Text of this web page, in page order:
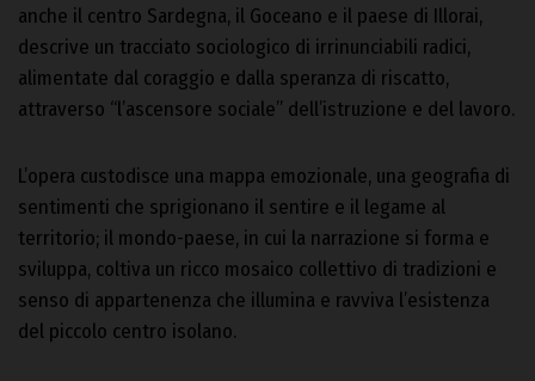
anche il centro Sardegna, il Goceano e il paese di Illorai,
descrive un tracciato sociologico di irrinunciabili radici,
alimentate dal coraggio e dalla speranza di riscatto,
attraverso “l’ascensore sociale” dell’istruzione e del lavoro.
L’opera custodisce una mappa emozionale, una geografia di
sentimenti che sprigionano il sentire e il legame al
territorio; il mondo-paese, in cui la narrazione si forma e
sviluppa, coltiva un ricco mosaico collettivo di tradizioni e
senso di appartenenza che illumina e ravviva l’esistenza
del piccolo centro isolano.